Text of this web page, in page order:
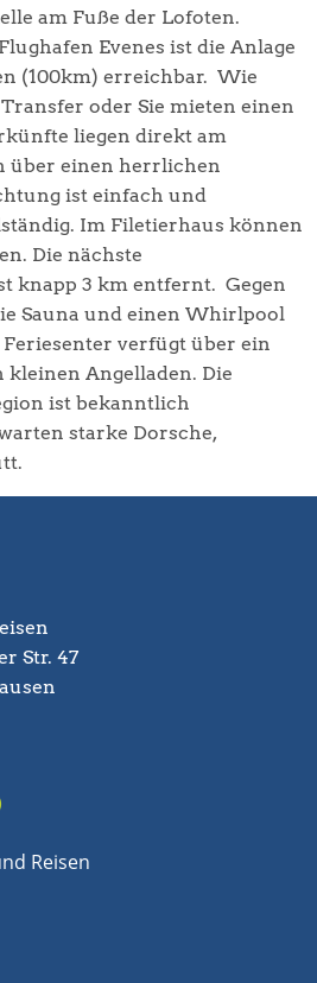
am Fuße der Lofoten.
Evenes ist die Anlage
(100km) erreichbar. Wie
oder Sie mieten einen
liegen direkt am
über einen herrlichen
ist einfach und
Im Filetierhaus können
Die nächste
knapp 3 km entfernt. Gegen
Sauna und einen Whirlpool
verfügt über ein
kleinen Angelladen. Die
ist bekanntlich
starke Dorsche,
Str. 47
Reisen